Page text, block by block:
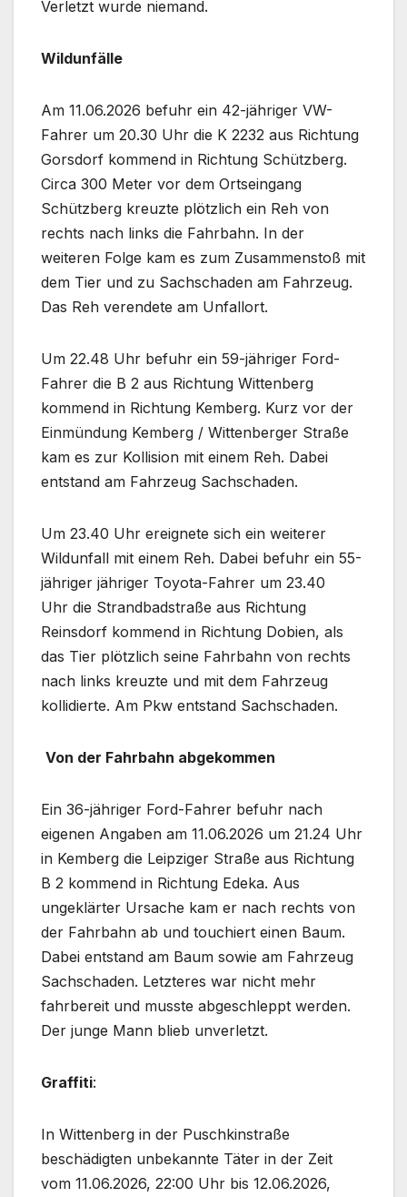
Verletzt wurde niemand.
Wildunfälle
Am 11.06.2026 befuhr ein 42-jähriger VW-
Fahrer um 20.30 Uhr die K 2232 aus Richtung
Gorsdorf kommend in Richtung Schützberg.
Circa 300 Meter vor dem Ortseingang
Schützberg kreuzte plötzlich ein Reh von
rechts nach links die Fahrbahn. In der
weiteren Folge kam es zum Zusammenstoß mit
dem Tier und zu Sachschaden am Fahrzeug.
Das Reh verendete am Unfallort.
Um 22.48 Uhr befuhr ein 59-jähriger Ford-
Fahrer die B 2 aus Richtung Wittenberg
kommend in Richtung Kemberg. Kurz vor der
Einmündung Kemberg / Wittenberger Straße
kam es zur Kollision mit einem Reh. Dabei
entstand am Fahrzeug Sachschaden.
Um 23.40 Uhr ereignete sich ein weiterer
Wildunfall mit einem Reh. Dabei befuhr ein 55-
jähriger jähriger Toyota-Fahrer um 23.40
Uhr die Strandbadstraße aus Richtung
Reinsdorf kommend in Richtung Dobien, als
das Tier plötzlich seine Fahrbahn von rechts
nach links kreuzte und mit dem Fahrzeug
kollidierte. Am Pkw entstand Sachschaden.
Von der Fahrbahn abgekommen
Ein 36-jähriger Ford-Fahrer befuhr nach
eigenen Angaben am 11.06.2026 um 21.24 Uhr
in Kemberg die Leipziger Straße aus Richtung
B 2 kommend in Richtung Edeka. Aus
ungeklärter Ursache kam er nach rechts von
der Fahrbahn ab und touchiert einen Baum.
Dabei entstand am Baum sowie am Fahrzeug
Sachschaden. Letzteres war nicht mehr
fahrbereit und musste abgeschleppt werden.
Der junge Mann blieb unverletzt.
Graffiti:
In Wittenberg in der Puschkinstraße
beschädigten unbekannte Täter in der Zeit
vom 11.06.2026, 22:00 Uhr bis 12.06.2026,